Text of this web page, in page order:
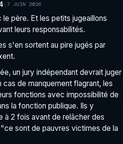
· 7 JUIN 2026
père. Et les petits jugeaillons
leurs responsabilités.
s'en sortent au pire jugés par
un jury indépendant devrait juger
cas de manquement flagrant, les
fonctions avec impossibilité de
la fonction publique. Ils y
à 2 fois avant de relâcher des
sont de pauvres victimes de la